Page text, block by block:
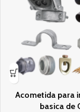
Acometida para
basica de